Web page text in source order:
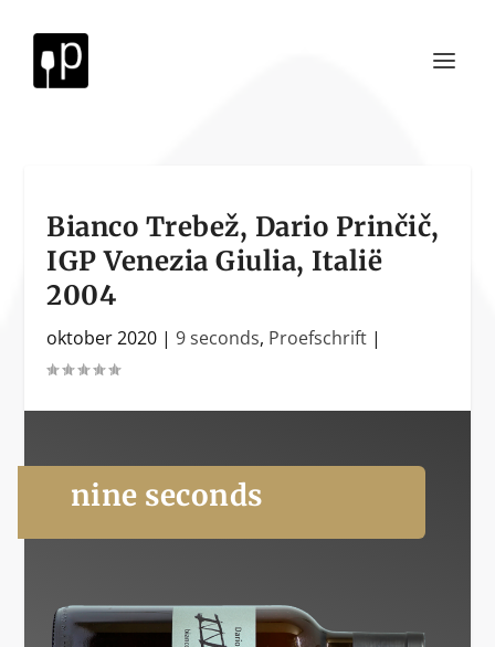
Bianco Trebež, Dario Prinčič,
IGP Venezia Giulia, Italië
2004
oktober 2020 |9 seconds, Proefschrift |
nine seconds